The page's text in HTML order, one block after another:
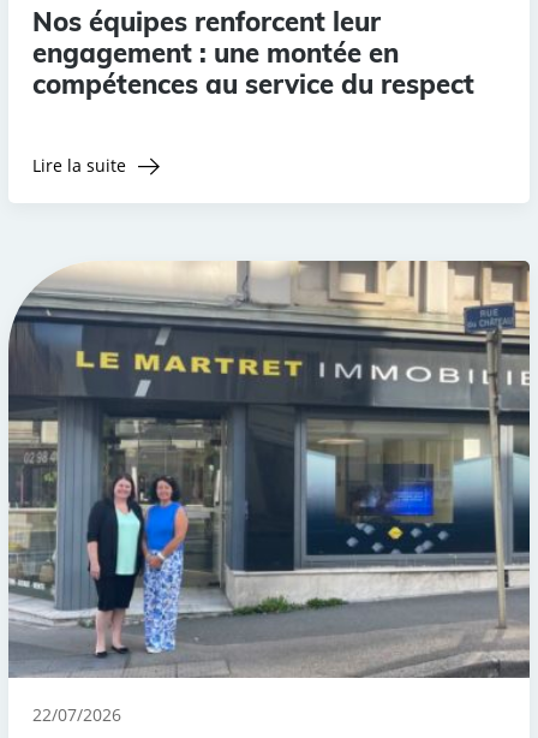
Nos équipes renforcent leur
engagement : une montée en
compétences au service du respect
Lire la suite
22/07/2026